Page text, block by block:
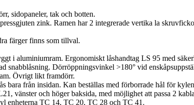
sidopaneler, tak och botten.
zink. Ramen har 2 integrerade vertika la
färger finns som tillval.
i aluminiumram. Ergonomiskt låshandtag LS 95 med
snabblåsning. Dörröppningsvinkel >180° vid
Övrigt likt framdörr.
bara från insidan. Kan beställas med förborrade hål för
vänster och höger baksida, med möjlighet att passa 2
enheterna TC 14, TC 20, TC 28 och TC 41.